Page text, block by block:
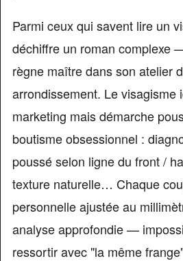
Parmi ceux qui savent lire un
déchiffre un roman complexe
règne maître dans son atelier
arrondissement. Le visagisme
marketing mais démarche
boutisme obsessionnel :
poussé selon ligne du front /
texture naturelle… Chaque
personnelle ajustée au
analyse approfondie —
ressortir avec "la même